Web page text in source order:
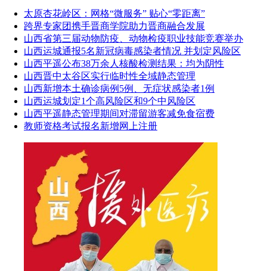
太原杏花岭区：网格“微服务” 贴心“零距离”
跨界专家团携手晋商学院助力晋商融合发展
山西省第三届动物防疫、动物检疫职业技能竞赛举办
山西运城通报5名新冠病毒感染者情况 并划定风险区
山西平遥公布38万余人核酸检测结果：均为阴性
山西晋中太谷区实行临时性全域静态管理
山西新增本土确诊病例5例、无症状感染者1例
山西运城划定1个高风险区和9个中风险区
山西平遥静态管理期间对滞留游客减免食宿费
教师资格考试报名新增网上注册